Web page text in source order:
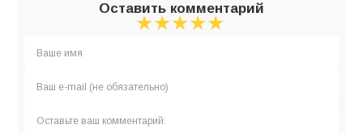
Оставить комментарий
★
★★
★★★
★★★★
★★★★★